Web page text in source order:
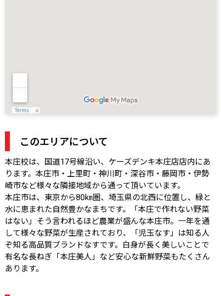
このエリアについて
本庄校は、国道17号線沿い、ケーズデンキ本庄店店内にあ
ります。本庄市・上里町・神川町・深谷市・藤岡市・伊勢
崎市など様々な隣接地域から通って頂いています。
本庄市は、東京から80㎞圏、埼玉県の北西に位置し、緑と
水に恵まれた自然豊かなまちです。「本庄で作れない野菜
はない」そう言われるほど農業が盛んな本庄市。一年を通
して様々な野菜が生産されており、「児玉なす」は知る人
ぞ知る高品質ブランドなすです。白身が長く美しいことで
有名な長ねぎ「本庄美人」など安心な新鮮野菜もたくさん
あります。